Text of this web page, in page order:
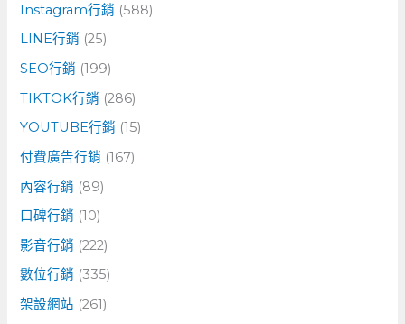
Instagram行銷 (588)
LINE行銷 (25)
SEO行銷 (199)
TIKTOK行銷 (286)
YOUTUBE行銷 (15)
付費廣告行銷 (167)
內容行銷 (89)
口碑行銷 (10)
影音行銷 (222)
數位行銷 (335)
架設網站 (261)